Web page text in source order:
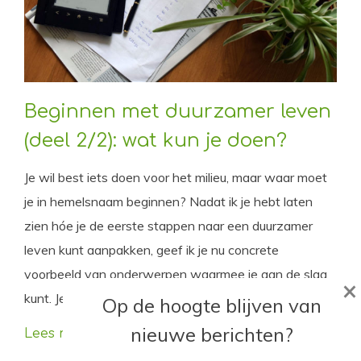
Beginnen met duurzamer leven
(deel 2/2): wat kun je doen?
Je wil best iets doen voor het milieu, maar waar moet
je in hemelsnaam beginnen? Nadat ik je hebt laten
zien hóe je de eerste stappen naar een duurzamer
leven kunt aanpakken, geef ik je nu concrete
voorbeeld van onderwerpen waarmee je aan de slag
kunt. Je hoort van alles op het nieuws over dat […]
Lees meer
Op de hoogte blijven van
nieuwe berichten?
×